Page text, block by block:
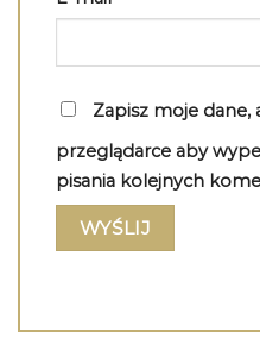
Zapisz moje dane,
przeglądarce aby
pisania kolejnych